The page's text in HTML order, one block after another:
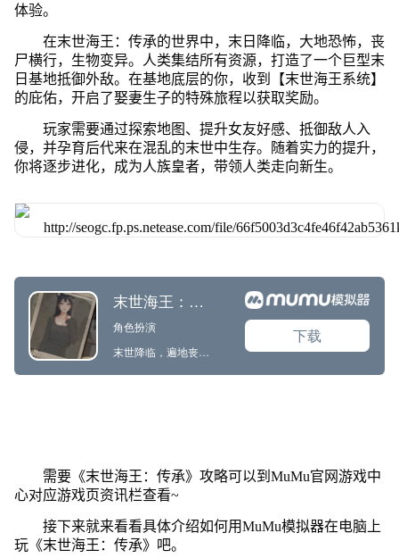
体验。
在末世海王：传承的世界中，末日降临，大地恐怖，丧
尸横行，生物变异。人类集结所有资源，打造了一个巨型末
日基地抵御外敌。在基地底层的你，收到【末世海王系统】
的庇佑，开启了娶妻生子的特殊旅程以获取奖励。
玩家需要通过探索地图、提升女友好感、抵御敌人入
侵，并孕育后代来在混乱的末世中生存。随着实力的提升，
你将逐步进化，成为人族皇者，带领人类走向新生。
需要《末世海王：传承》攻略可以到MuMu官网游戏中
心对应游戏页资讯栏查看~
接下来就来看看具体介绍如何用MuMu模拟器在电脑上
玩《末世海王：传承》吧。